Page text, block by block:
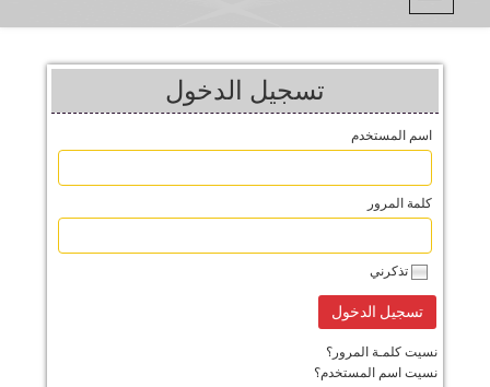
تسجيل الدخول
اسم المستخدم
كلمة المرور
تذكرني
نسيت كلمـة المرور؟
نسيت اسم المستخدم؟